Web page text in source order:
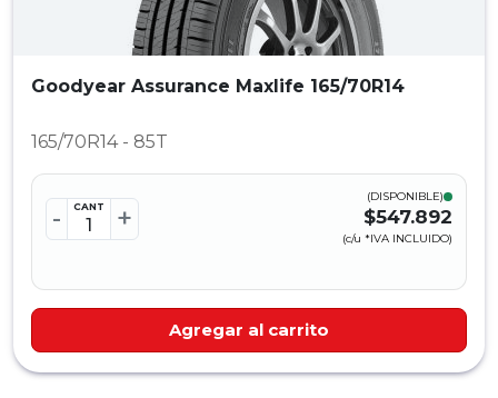
Goodyear Assurance Maxlife 165/70R14
165/70R14 - 85T
- CANT +
(DISPONIBLE)
$547.892
(c/u *IVA INCLUIDO)
Agregar al carrito